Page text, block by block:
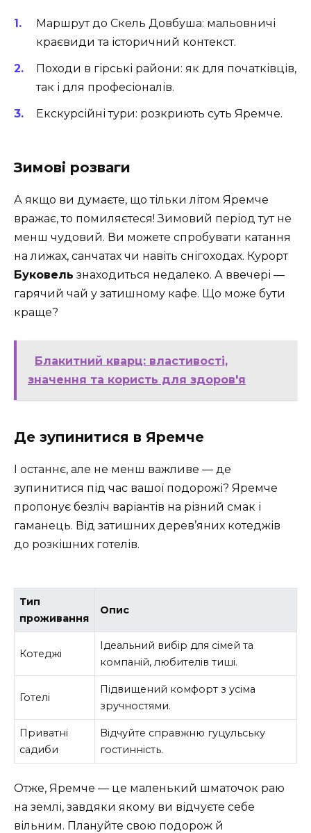
Маршрут до Скель Довбуша: мальовничі
краєвиди та історичний контекст.
Походи в гірські райони: як для початківців,
так і для професіоналів.
Екскурсійні тури: розкриють суть Яремче.
Зимові розваги
А якщо ви думаєте, що тільки літом Яремче
вражає, то помиляєтеся! Зимовий період тут не
менш чудовий. Ви можете спробувати катання
на лижах, санчатах чи навіть снігоходах. Курорт
Буковель знаходиться недалеко. А ввечері —
гарячий чай у затишному кафе. Що може бути
краще?
Блакитний кварц: властивості,
значення та користь для здоров'я
Де зупинитися в Яремче
І останнє, але не менш важливе — де
зупинитися під час вашої подорожі? Яремче
пропонує безліч варіантів на різний смак і
гаманець. Від затишних дерев’яних котеджів
до розкішних готелів.
Тип
проживання
Опис
Котеджі
Ідеальний вибір для сімей та
компаній, любителів тиші.
Готелі
Підвищений комфорт з усіма
зручностями.
Приватні
садиби
Відчуйте справжню гуцульську
гостинність.
Отже, Яремче — це маленький шматочок раю
на землі, завдяки якому ви відчуєте себе
вільним. Плануйте свою подорож й